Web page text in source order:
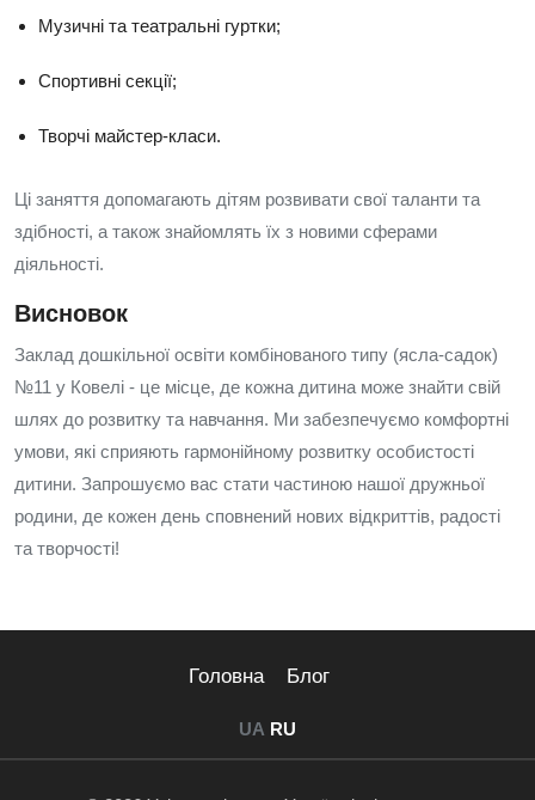
Музичні та театральні гуртки;
Спортивні секції;
Творчі майстер-класи.
Ці заняття допомагають дітям розвивати свої таланти та
здібності, а також знайомлять їх з новими сферами
діяльності.
Висновок
Заклад дошкільної освіти комбінованого типу (ясла-садок)
№11 у Ковелі - це місце, де кожна дитина може знайти свій
шлях до розвитку та навчання. Ми забезпечуємо комфортні
умови, які сприяють гармонійному розвитку особистості
дитини. Запрошуємо вас стати частиною нашої дружньої
родини, де кожен день сповнений нових відкриттів, радості
та творчості!
Головна Блог
UA RU